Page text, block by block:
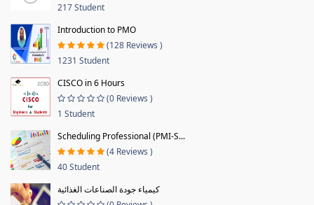
217 Student
Introduction to PMO
(128 Reviews )
1231 Student
CISCO in 6 Hours
(0 Reviews )
1 Student
Scheduling Professional (PMI-S...
(4 Reviews )
40 Student
كيمياء جودة الصناعات الغذائية